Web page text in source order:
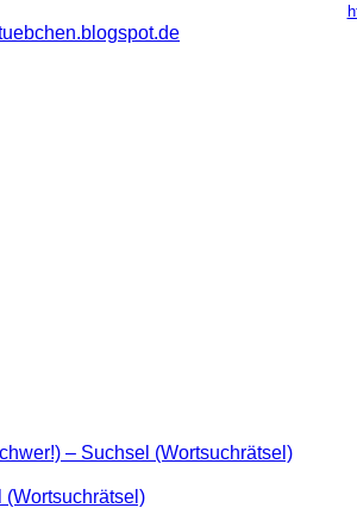
– Suchsel (Wortsuchrätsel)